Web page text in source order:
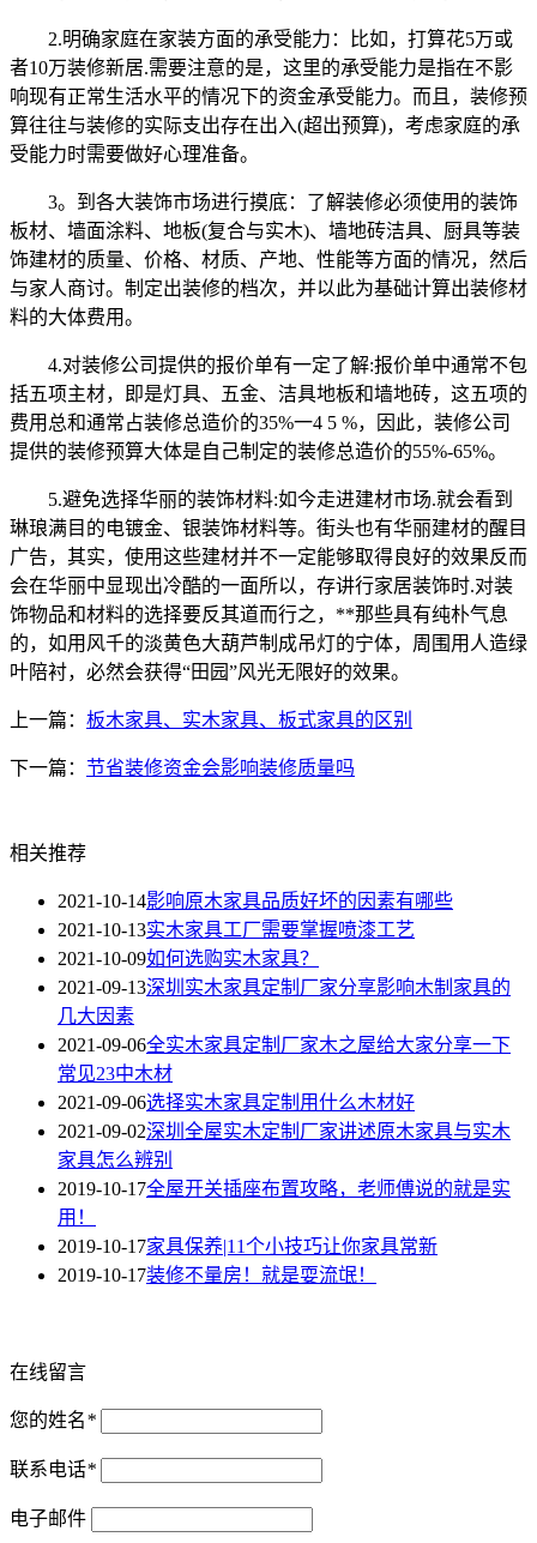
2.明确家庭在家装方面的承受能力：比如，打算花5万或
者10万装修新居.需要注意的是，这里的承受能力是指在不影
响现有正常生活水平的情况下的资金承受能力。而且，装修预
算往往与装修的实际支出存在出入(超出预算)，考虑家庭的承
受能力时需要做好心理准备。
3。到各大装饰市场进行摸底：了解装修必须使用的装饰
板材、墙面涂料、地板(复合与实木)、墙地砖洁具、厨具等装
饰建材的质量、价格、材质、产地、性能等方面的情况，然后
与家人商讨。制定出装修的档次，并以此为基础计算出装修材
料的大体费用。
4.对装修公司提供的报价单有一定了解:报价单中通常不包
括五项主材，即是灯具、五金、洁具地板和墙地砖，这五项的
费用总和通常占装修总造价的35%一4 5 %，因此，装修公司
提供的装修预算大体是自己制定的装修总造价的55%-65%。
5.避免选择华丽的装饰材料:如今走进建材市场.就会看到
琳琅满目的电镀金、银装饰材料等。街头也有华丽建材的醒目
广告，其实，使用这些建材并不一定能够取得良好的效果反而
会在华丽中显现出冷酷的一面所以，存讲行家居装饰时.对装
饰物品和材料的选择要反其道而行之，**那些具有纯朴气息
的，如用风千的淡黄色大葫芦制成吊灯的宁体，周围用人造绿
叶陪衬，必然会获得“田园”风光无限好的效果。
上一篇： 板木家具、实木家具、板式家具的区别
下一篇： 节省装修资金会影响装修质量吗
相关推荐
2021-10-14影响原木家具品质好坏的因素有哪些
2021-10-13实木家具工厂需要掌握喷漆工艺
2021-10-09如何选购实木家具？
2021-09-13深圳实木家具定制厂家分享影响木制家具的
几大因素
2021-09-06全实木家具定制厂家木之屋给大家分享一下
常见23中木材
2021-09-06选择实木家具定制用什么木材好
2021-09-02深圳全屋实木定制厂家讲述原木家具与实木
家具怎么辨别
2019-10-17全屋开关插座布置攻略，老师傅说的就是实
用！
2019-10-17家具保养|11个小技巧让你家具常新
2019-10-17装修不量房！就是耍流氓！
在线留言
您的姓名*
联系电话*
电子邮件